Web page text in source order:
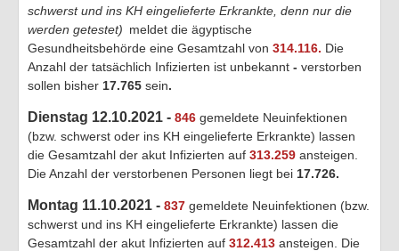
schwerst und ins KH eingelieferte Erkrankte, denn nur die
werden getestet) meldet die ägyptische
Gesundheitsbehörde eine Gesamtzahl von 314.116. Die
Anzahl der tatsächlich Infizierten ist unbekannt - verstorben
sollen bisher 17.765 sein.
Dienstag 12.10.2021 - 846 gemeldete Neuinfektionen
(bzw. schwerst oder ins KH eingelieferte Erkrankte) lassen
die Gesamtzahl der akut Infizierten auf 313.259 ansteigen.
Die Anzahl der verstorbenen Personen liegt bei 17.726.
Montag 11.10.2021 - 837 gemeldete Neuinfektionen (bzw.
schwerst und ins KH eingelieferte Erkrankte) lassen die
Gesamtzahl der akut Infizierten auf 312.413 ansteigen. Die